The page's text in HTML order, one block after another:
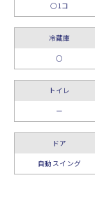
○1コ
冷蔵庫
○
トイレ
ー
ドア
自動スイング